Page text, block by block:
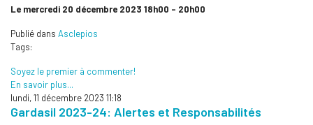
Le mercredi 20 décembre 2023 18h00 - 20h00
Publié dans Asclepios
Tags:
Soyez le premier à commenter!
En savoir plus...
lundi, 11 décembre 2023 11:18
Gardasil 2023-24: Alertes et Responsabilités